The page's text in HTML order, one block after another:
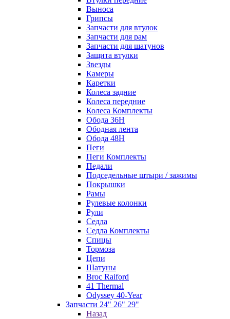
Выноса
Грипсы
Запчасти для втулок
Запчасти для рам
Запчасти для шатунов
Защита втулки
Звезды
Камеры
Каретки
Колеса задние
Колеса передние
Колеса Комплекты
Обода 36H
Ободная лента
Обода 48H
Пеги
Пеги Комплекты
Педали
Подседельные штыри / зажимы
Покрышки
Рамы
Рулевые колонки
Рули
Седла
Седла Комплекты
Спицы
Тормоза
Цепи
Шатуны
Broc Raiford
41 Thermal
Odyssey 40-Year
Запчасти 24" 26" 29"
Назад